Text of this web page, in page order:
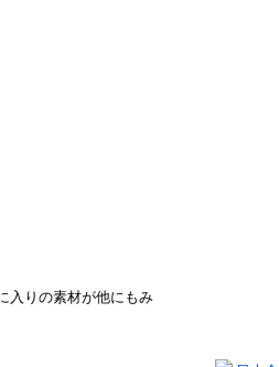
入りの素材が他にもみ